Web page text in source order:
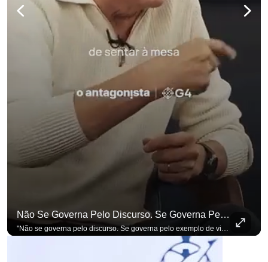
Não Se Governa Pelo Discurso. Se Governa Pelo Exemplo De Vida", Alfineta Ronaldo Caiado
"Não se governa pelo discurso. Se governa pelo exemplo de vida", alfineta Ronaldo Caiado, respondendo a empresários na primeira Sabatina Presidencial com a pauta definida por quem constrói o país. Se você busca informação com credibilidade, inscreva-se agora e ative o